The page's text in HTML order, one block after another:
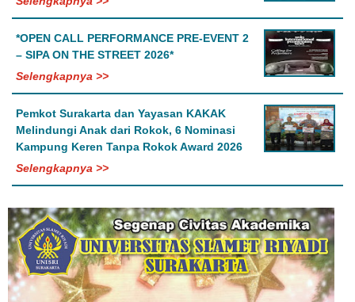
*OPEN CALL PERFORMANCE PRE-EVENT 2
– SIPA ON THE STREET 2026*
Selengkapnya >>
Pemkot Surakarta dan Yayasan KAKAK
Melindungi Anak dari Rokok, 6 Nominasi
Kampung Keren Tanpa Rokok Award 2026
Selengkapnya >>